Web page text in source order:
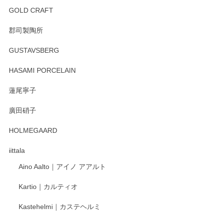
GOLD CRAFT
郡司製陶所
GUSTAVSBERG
HASAMI PORCELAIN
蓮尾寧子
廣田硝子
HOLMEGAARD
iittala
Aino Aalto｜アイノ アアルト
Kartio｜カルティオ
Kastehelmi｜カステヘルミ